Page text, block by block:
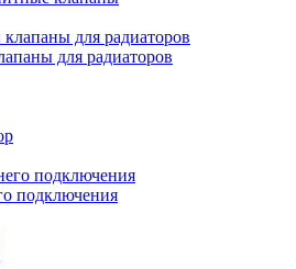
для радиаторов
подключения